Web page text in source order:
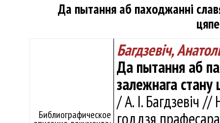
Да пытання аб паходжанні
Библиографическое
Багдзевіч,
Да пытання аб
залежнага стану
/ А. I. Багдзевіч //
годдзя